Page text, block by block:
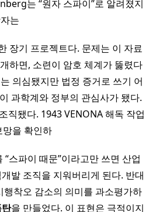
는 “원자 스파이”로 알려졌지
는
장기 프로젝트다. 문제는 이 자료
하면, 소련이 암호 체계가 뚫렸다
의심됐지만 법정 증거로 쓰기 어
과학계와 정부의 관심사가 됐다.
직됐다. 1943 VENONA 해독 작업
망을 확인하
“스파이 때문”이라고만 쓰면 산업
발 조직을 지워버리게 된다. 반대
착오 감소의 의미를 과소평가하
을 만들었다. 이 표현은 극적이지